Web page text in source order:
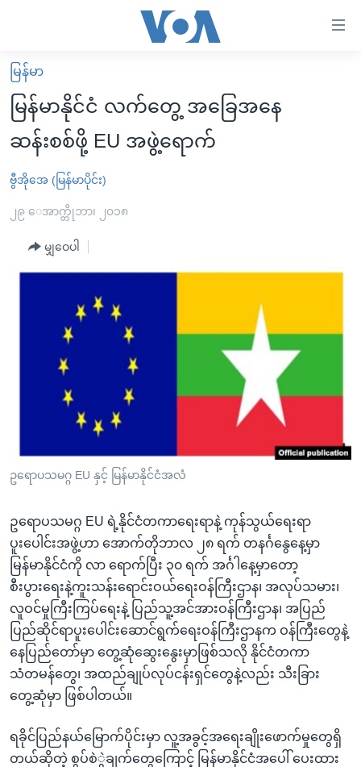
လွယ်ကူ
စေ
သည့်
များ
ပင်မ
ကျော်
ကျော်
ကြည့်
ရှာဖွေ
ရန်
နေရာ
သို့
ကျော်
ရန်
မူလစာမျက်နှာ
မြန်မာ
ကမ္ဘာ့သတင်းများ
နိုင်ငံတကာ
အစ္စရေး-ပါလက်စတိုင်း
ဗွီဒီယို
အင်္ဂလိပ်စာလေ့လာမယ်
မကြေးမုံရဲ့ အင်္ဂလိပ်စာ
ရုပ်ရှင်ထဲက အင်္ဂလိပ်စာ
သုတပဒေသာ အင်္ဂလိပ်စာ
ရေဒီယိုနှင့်ရုပ်သံ အချက်အလက်များ
ရေဒီယို/တီဗွီအစီအစဉ်
Learning English
ဗွီအိုအေ လူမှုကွန်ယက်များ
မြန်မာ
မြန်မာနိုင်ငံ လက်တွေ့ အခြေအနေ
ဆန်းစစ်ဖို့ EU အဖွဲ့ရောက်
ဗွီအိုအေ (မြန်မာပိုင်း)
၂၉ ေအာက္တိုဘာ၊ ၂၀၁၈
မျှဝေပါ
ဥရောပသမဂ္ဂ EU နှင့် မြန်မာနိုင်ငံအလံ
ဥရောပသမဂ္ဂ EU ရဲ့နိုင်ငံတကာရေးရာနဲ့ ကုန်သွယ်ရေးရာ
ပူးပေါင်းအဖွဲ့ဟာ အောက်တိုဘာလ ၂၈ ရက် တနင်္ဂနွေနေ့မှာ
မြန်မာနိုင်ငံကို လာ ရောက်ပြီး ၃၀ ရက် အင်္ဂါနေ့မှာတော့
စီးပွားရေးနဲ့ကူးသန်းရောင်းဝယ်ရေးဝန်ကြီးဌာန၊ အလုပ်သမား၊
လူဝင်မှုကြီးကြပ်ရေးနဲ့ ပြည်သူ့အင်အားဝန်ကြီးဌာန၊ အပြည်
ပြည်ဆိုင်ရာပူးပေါင်းဆောင်ရွက်ရေးဝန်ကြီးဌာနက ဝန်ကြီးတွေနဲ့
နေပြည်တော်မှာ တွေ့ဆုံဆွေးနွေးမှာဖြစ်သလို နိုင်ငံတကာ
သံတမန်တွေ၊ အထည်ချုပ်လုပ်ငန်းရှင်တွေနဲ့လည်း သီးခြား
တွေ့ဆုံမှာ ဖြစ်ပါတယ်။
ရခိုင်ပြည်နယ်မြောက်ပိုင်းမှာ လူ့အခွင့်အရေးချိုးဖောက်မှုတွေရှိ
တယ်ဆိုတဲ့ စွပ်စဲွဲချက်တွေကြောင့် မြန်မာနိုင်ငံအပေါ် ပေးထား